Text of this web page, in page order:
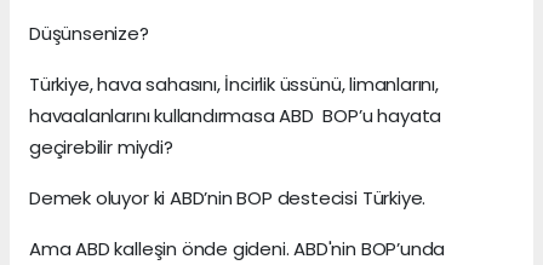
Düşünsenize?
Türkiye, hava sahasını, İncirlik üssünü, limanlarını,
havaalanlarını kullandırmasa ABD BOP’u hayata
geçirebilir miydi?
Demek oluyor ki ABD’nin BOP destecisi Türkiye.
Ama ABD kalleşin önde gideni. ABD'nin BOP’unda